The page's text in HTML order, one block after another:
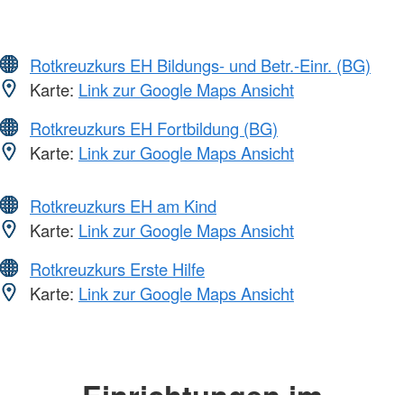
Rotkreuzkurs EH Bildungs- und Betr.-Einr. (BG)
Karte: Link zur Google Maps Ansicht
Rotkreuzkurs EH Fortbildung (BG)
Karte: Link zur Google Maps Ansicht
Rotkreuzkurs EH am Kind
Karte: Link zur Google Maps Ansicht
Rotkreuzkurs Erste Hilfe
Karte: Link zur Google Maps Ansicht